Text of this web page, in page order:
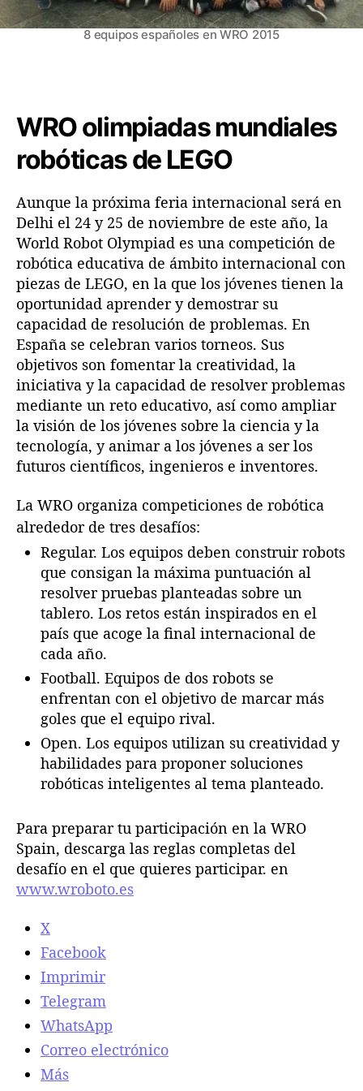
m
u
n
b
ó
i
c
a
s
d
e
L
O
e
n
E
p
a
8 equipos españoles en WRO 2015
WRO olimpiadas mundiales
robóticas de LEGO
Aunque la próxima feria internacional será en
Delhi el 24 y 25 de noviembre de este año, la
World Robot Olympiad es una competición de
robótica educativa de ámbito internacional con
piezas de LEGO, en la que los jóvenes tienen la
oportunidad aprender y demostrar su
capacidad de resolución de problemas. En
España se celebran varios torneos. Sus
objetivos son fomentar la creatividad, la
iniciativa y la capacidad de resolver problemas
mediante un reto educativo, así como ampliar
la visión de los jóvenes sobre la ciencia y la
tecnología, y animar a los jóvenes a ser los
futuros científicos, ingenieros e inventores.
La WRO organiza competiciones de robótica
alrededor de tres desafíos:
Regular. Los equipos deben construir robots
que consigan la máxima puntuación al
resolver pruebas planteadas sobre un
tablero. Los retos están inspirados en el
país que acoge la final internacional de
cada año.
Football. Equipos de dos robots se
enfrentan con el objetivo de marcar más
goles que el equipo rival.
Open. Los equipos utilizan su creatividad y
habilidades para proponer soluciones
robóticas inteligentes al tema planteado.
Para preparar tu participación en la WRO
Spain, descarga las reglas completas del
desafío en el que quieres participar. en
www.wroboto.es
X
Facebook
Imprimir
Telegram
WhatsApp
Correo electrónico
Más